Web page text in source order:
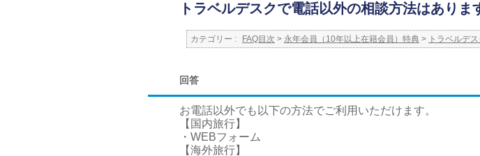
トラベルデスクで電話以外の相談方法はありま
カテゴリー : FAQ目次 > 永年会員（10年以上在籍会員）特典 > トラベルデス
回答
お電話以外でも以下の方法でご利用いただけます。
【国内旅行】
・WEBフォーム
【海外旅行】